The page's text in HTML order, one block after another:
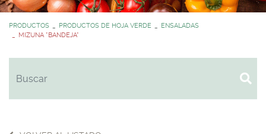
PRODUCTOS PRODUCTOS DE HOJA VERDE
ENSALADAS
MIZUNA *BANDEJA*